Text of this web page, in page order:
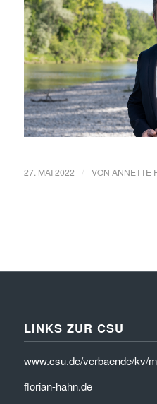
27. MAI 2022 / VON ANNETTE
LINKS ZUR CSU
www.csu.de/verbaende/kv/
florian-hahn.de